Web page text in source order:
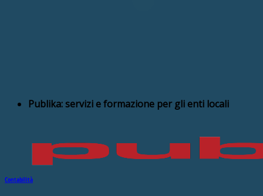
Publika: servizi e formazione per gli enti locali
Contabilità